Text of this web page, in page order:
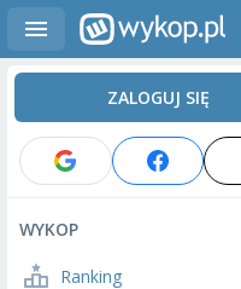
ZALOGUJ SIĘ
WYKOP
Ranking